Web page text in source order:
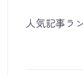
人気記事ラ